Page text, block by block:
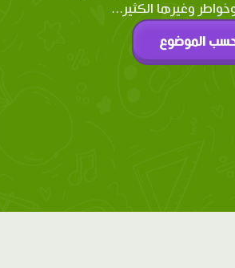
وغيرها الكثير...
الموضوع